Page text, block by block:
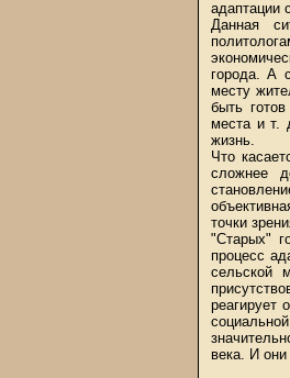
адаптации
Данная
города. А
месту
быть
места и т.
жизнь.
Что
сложнее
точки
"Старых"
процесс
сельской
реагирует
века. И